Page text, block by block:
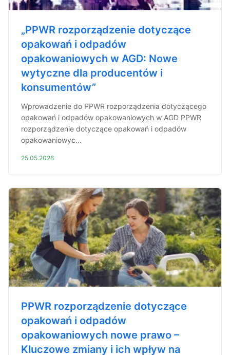
„PPWR rozporządzenie dotyczące
opakowań i odpadów
opakowaniowych w AGD: Nowe
wytyczne dla producentów i
konsumentów”
Wprowadzenie do PPWR rozporządzenia dotyczącego
opakowań i odpadów opakowaniowych w AGD PPWR
rozporządzenie dotyczące opakowań i odpadów
opakowaniowyc...
25.05.2026
PPWR rozporządzenie dotyczące
opakowań i odpadów
opakowaniowych nowe prawo –
Kluczowe zmiany i ich wpływ na